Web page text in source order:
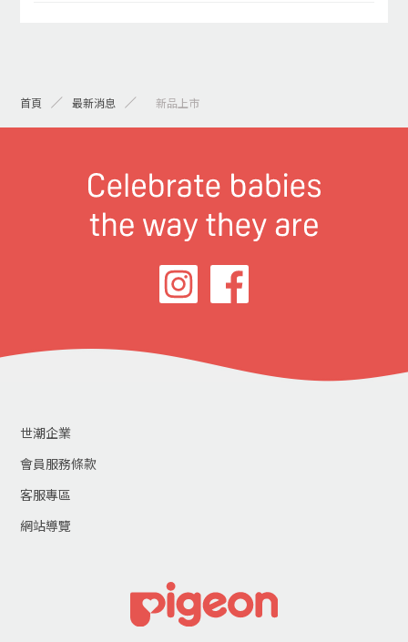
首頁 最新消息 > 新品上市
世潮企業
會員服務條款
客服專區
網站導覽